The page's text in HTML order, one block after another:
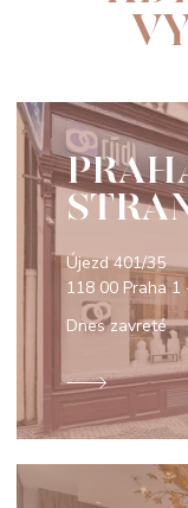
Újezd 401/35
118 00 Praha
Dnes zavreté